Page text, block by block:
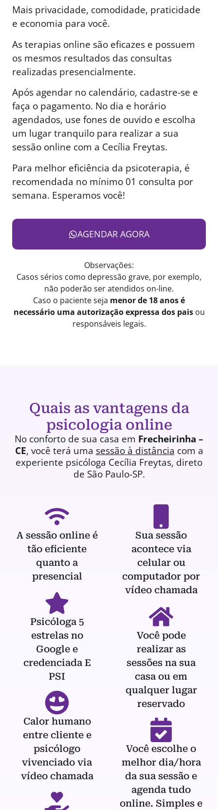
Mais privacidade, comodidade, praticidade
e economia para você.
As terapias online são eficazes e possuem
os mesmos resultados das consultas
realizadas presencialmente.
Após agendar no calendário, cadastre-se e
faça o pagamento. No dia e horário
agendados, use fones de ouvido e escolha
um lugar tranquilo para realizar a sua
sessão online com a Cecília Freytas.
Para melhor eficiência da psicoterapia, é
recomendada no mínimo 01 consulta por
semana. Esperamos você!
AGENDAR AGORA
Observações:
Casos sérios como depressão grave, por exemplo,
não poderão ser atendidos on-line.
Caso o paciente seja menor de 18 anos é
necessário uma autorização expressa dos paisou
responsáveis legais.
Quais as vantagens da
psicologia online
No conforto de sua casa em Frecheirinha –
CE, você terá uma sessão à distância com a
experiente psicóloga Cecília Freytas, direto
de São Paulo-SP.
A sessão online é
tão eficiente
quanto a
presencial
Psicóloga 5
estrelas no
Google e
credenciada E
PSI
Calor humano
entre cliente e
psicólogo
vivenciado via
vídeo chamada
Sua sessão
acontece via
celular ou
computador por
vídeo chamada
Você pode
realizar as
sessões na sua
casa ou em
qualquer lugar
reservado
Você escolhe o
melhor dia/hora
da sua sessão e
agenda tudo
online. Simples e